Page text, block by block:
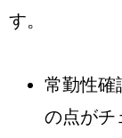
す。
常勤性確
の点がチ